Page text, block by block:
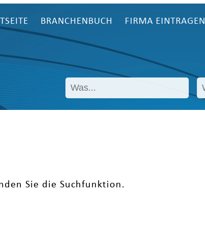
BRANCHENBUCH FIRMA EINTRAGEN
Sie die Suchfunktion.